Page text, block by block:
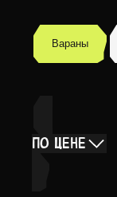
Вараны
ПО ЦЕНЕ